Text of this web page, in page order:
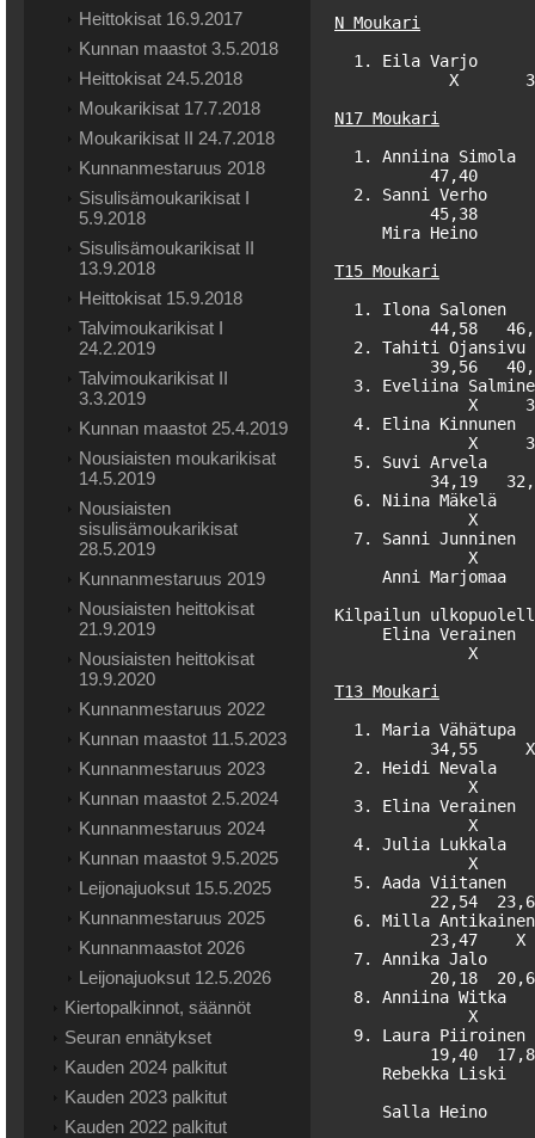
N Moukari
1. Eila Varjo
X
N17 Moukari
1. Anniina Simola
47,40
2. Sanni Verho
45,38
Mira Heino
T15 Moukari
1. Ilona Salonen
44,58
2. Tahiti Ojansivu
39,56
3. Eveliina
X
4. Elina Kinnunen
X
5. Suvi Arvela
34,19
6. Niina Mäkelä
X
7. Sanni Junninen
X
Anni Marjomaa
Kilpailun
Elina Verainen
X
T13 Moukari
1. Maria Vähätupa
34,55
2. Heidi Nevala
X
3. Elina Verainen
X
4. Julia Lukkala
X
5. Aada Viitanen
22,54
6. Milla
23,47    X
7. Annika Jalo
20,18
8. Anniina Witka
X
9. Laura Piiroinen
19,40
Rebekka Liski
Salla Heino
Heittokisat 16.9.2017
Kunnan maastot 3.5.2018
Heittokisat 24.5.2018
Moukarikisat 17.7.2018
Moukarikisat II 24.7.2018
Kunnanmestaruus 2018
Sisulisämoukarikisat I
5.9.2018
Sisulisämoukarikisat II
13.9.2018
Heittokisat 15.9.2018
Talvimoukarikisat I
24.2.2019
Talvimoukarikisat II
3.3.2019
Kunnan maastot 25.4.2019
Nousiaisten moukarikisat
14.5.2019
Nousiaisten
sisulisämoukarikisat
28.5.2019
Kunnanmestaruus 2019
Nousiaisten heittokisat
21.9.2019
Nousiaisten heittokisat
19.9.2020
Kunnanmestaruus 2022
Kunnan maastot 11.5.2023
Kunnanmestaruus 2023
Kunnan maastot 2.5.2024
Kunnanmestaruus 2024
Kunnan maastot 9.5.2025
Leijonajuoksut 15.5.2025
Kunnanmestaruus 2025
Kunnanmaastot 2026
Leijonajuoksut 12.5.2026
Kiertopalkinnot, säännöt
Seuran ennätykset
Kauden 2024 palkitut
Kauden 2023 palkitut
Kauden 2022 palkitut